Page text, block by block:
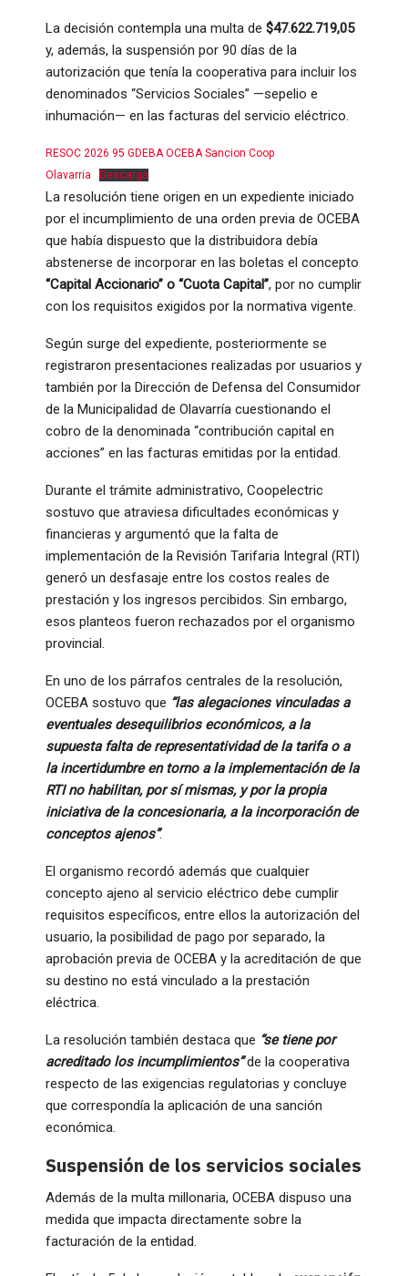
La decisión contempla una multa de $47.622.719,05
y, además, la suspensión por 90 días de la
autorización que tenía la cooperativa para incluir los
denominados “Servicios Sociales” —sepelio e
inhumación— en las facturas del servicio eléctrico.
RESOC 2026 95 GDEBA OCEBA Sancion Coop
Olavarria
Descarga
La resolución tiene origen en un expediente iniciado
por el incumplimiento de una orden previa de OCEBA
que había dispuesto que la distribuidora debía
abstenerse de incorporar en las boletas el concepto
“Capital Accionario” o “Cuota Capital”, por no cumplir
con los requisitos exigidos por la normativa vigente.
Según surge del expediente, posteriormente se
registraron presentaciones realizadas por usuarios y
también por la Dirección de Defensa del Consumidor
de la Municipalidad de Olavarría cuestionando el
cobro de la denominada “contribución capital en
acciones” en las facturas emitidas por la entidad.
Durante el trámite administrativo, Coopelectric
sostuvo que atraviesa dificultades económicas y
financieras y argumentó que la falta de
implementación de la Revisión Tarifaria Integral (RTI)
generó un desfasaje entre los costos reales de
prestación y los ingresos percibidos. Sin embargo,
esos planteos fueron rechazados por el organismo
provincial.
En uno de los párrafos centrales de la resolución,
OCEBA sostuvo que “las alegaciones vinculadas a
eventuales desequilibrios económicos, a la
supuesta falta de representatividad de la tarifa o a
la incertidumbre en torno a la implementación de la
RTI no habilitan, por sí mismas, y por la propia
iniciativa de la concesionaria, a la incorporación de
conceptos ajenos”.
El organismo recordó además que cualquier
concepto ajeno al servicio eléctrico debe cumplir
requisitos específicos, entre ellos la autorización del
usuario, la posibilidad de pago por separado, la
aprobación previa de OCEBA y la acreditación de que
su destino no está vinculado a la prestación
eléctrica.
La resolución también destaca que “se tiene por
acreditado los incumplimientos”de la cooperativa
respecto de las exigencias regulatorias y concluye
que correspondía la aplicación de una sanción
económica.
Suspensión de los servicios sociales
Además de la multa millonaria, OCEBA dispuso una
medida que impacta directamente sobre la
facturación de la entidad.